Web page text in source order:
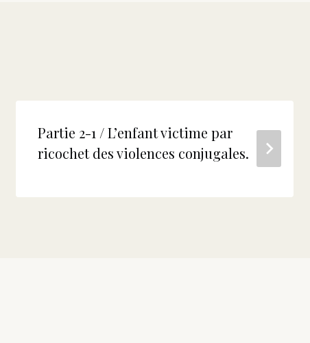
Partie 2-1 / L’enfant victime par
ricochet des violences conjugales.